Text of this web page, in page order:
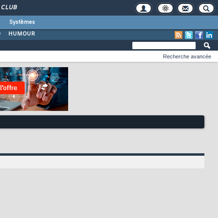
CLUB
Systèmes
HUMOUR
Recherche avancée